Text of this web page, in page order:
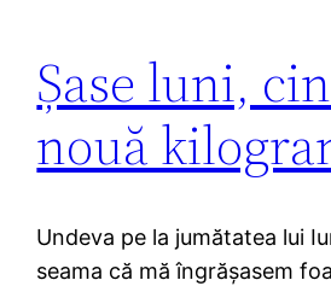
Șase luni,
nouă
Undeva pe la jumătatea lui
seama că mă îngrășasem